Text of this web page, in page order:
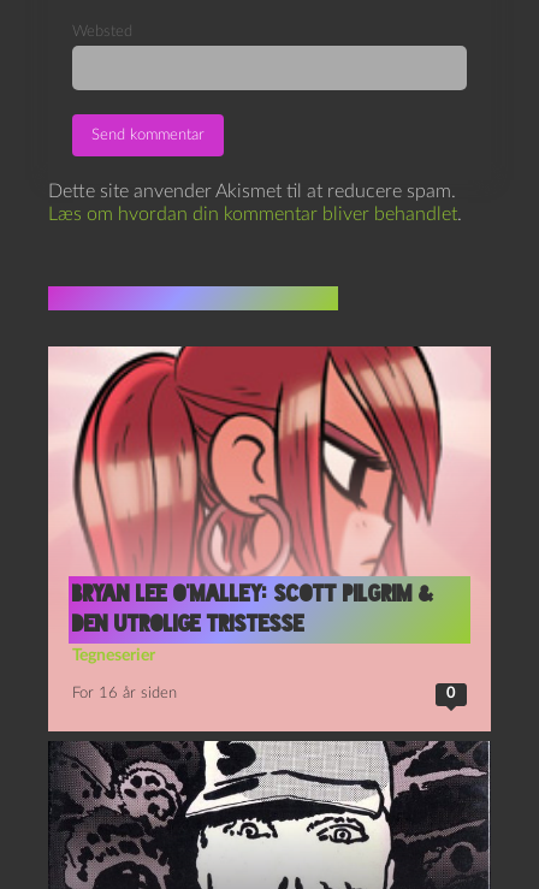
Websted
Dette site anvender Akismet til at reducere spam.
Læs om hvordan din kommentar bliver behandlet.
Bryan Lee O’Malley: Scott Pilgrim &
den utrolige tristesse
Tegneserier
For 16 år siden 0